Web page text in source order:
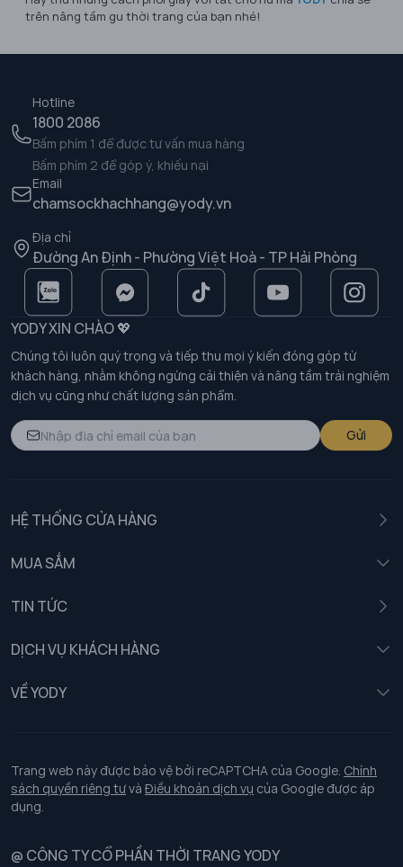
trên nâng tầm gu thời trang của bạn nhé!
Hotline
1800 2086
Bấm phím 1 để được tư vấn mua hàng
Bấm phím 2 để góp ý, khiếu nại
Email
chamsockhachhang@yody.vn
Địa chỉ
Đường An Định - Phường Việt Hoà - TP Hải Phòng
YODY XIN CHÀO 💖
Chúng tôi luôn quý trọng và tiếp thu mọi ý kiến đóng góp từ
khách hàng, nhằm không ngừng cải thiện và nâng tầm trải nghiệm
dịch vụ cũng như chất lượng sản phẩm.
Gửi
HỆ THỐNG CỬA HÀNG
MUA SẮM
TIN TỨC
DỊCH VỤ KHÁCH HÀNG
Chính sách khách hàng thân thiết
Chính sách bảo vệ dữ liệu cá nhân
Chính sách thanh toán, giao nhận
Chính sách chất lượng và an toàn sức khoẻ nghề nghiệp
VỀ YODY
Tuyển dụng
Trang web này được bảo vệ bởi reCAPTCHA của Google. Chính
sách quyền riêng tưvà Điều khoản dịch vụ của Google được áp
dụng.
@ CÔNG TY CỔ PHẦN THỜI TRANG YODY